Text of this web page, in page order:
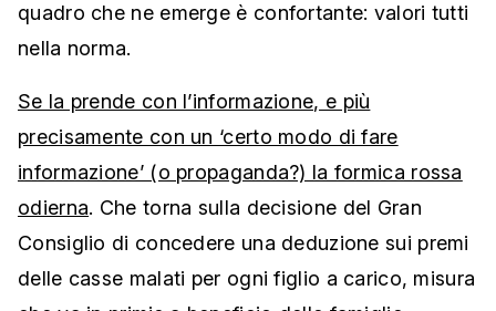
quadro che ne emerge è confortante: valori tutti
nella norma.
Se la prende con l’informazione, e più
precisamente con un ‘certo modo di fare
informazione’ (o propaganda?) la formica rossa
odierna. Che torna sulla decisione del Gran
Consiglio di concedere una deduzione sui premi
delle casse malati per ogni figlio a carico, misura